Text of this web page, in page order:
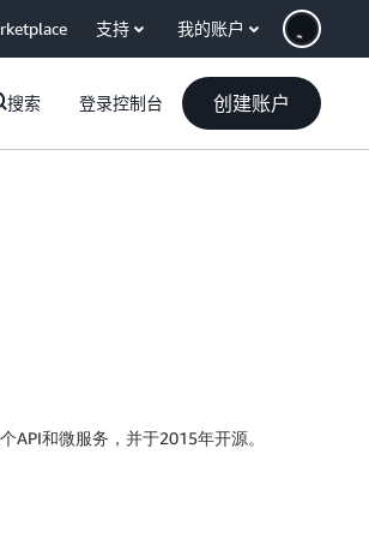
支持 我的账户
搜索 登录控制台 创建账户
API和微服务，并于2015年开源。